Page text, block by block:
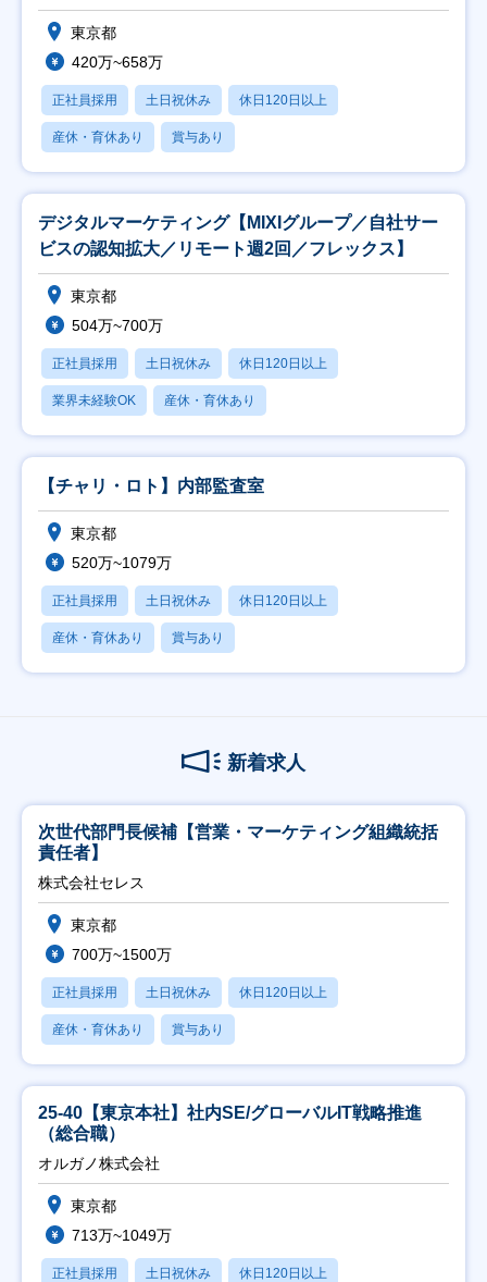
東京都
420万~658万
正社員採用 土日祝休み 休日120日以上
産休・育休あり 賞与あり
デジタルマーケティング【MIXIグループ／自社サー
ビスの認知拡大／リモート週2回／フレックス】
東京都
504万~700万
正社員採用 土日祝休み 休日120日以上
業界未経験OK 産休・育休あり
【チャリ・ロト】内部監査室
東京都
520万~1079万
正社員採用 土日祝休み 休日120日以上
産休・育休あり 賞与あり
新着求人
次世代部門長候補【営業・マーケティング組織統括
責任者】
株式会社セレス
東京都
700万~1500万
正社員採用 土日祝休み 休日120日以上
産休・育休あり 賞与あり
25-40【東京本社】社内SE/グローバルIT戦略推進
（総合職）
オルガノ株式会社
東京都
713万~1049万
正社員採用 土日祝休み 休日120日以上